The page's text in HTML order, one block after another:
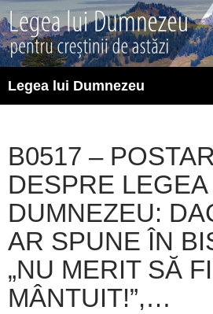
Sari
la
conținut
Legea lui Dumnezeu
B0517 –
DESPRE LEGEA
DUMNEZEU:
AR SPUNE ÎN
„NU MERIT SĂ
MÂNTUIT!”,…